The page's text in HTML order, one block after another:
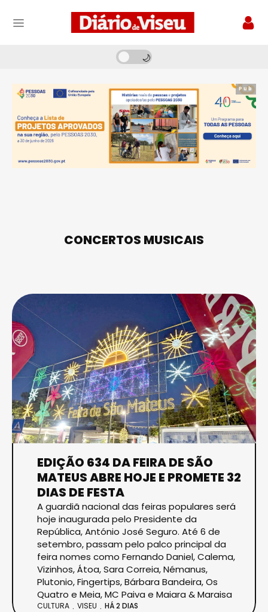
Pub
CONCERTOS MUSICAIS
EDIÇÃO 634 DA FEIRA DE SÃO
MATEUS ABRE HOJE E PROMETE 32
DIAS DE FESTA
A guardiã nacional das feiras populares será
hoje inaugurada pelo Presidente da
República, António José Seguro. Até 6 de
setembro, passam pelo palco principal da
feira nomes como Fernando Daniel, Calema,
Vizinhos, Átoa, Sara Correia, Némanus,
Plutonio, Fingertips, Bárbara Bandeira, Os
Quatro e Meia, MC Paiva e Maiara & Maraisa
CULTURA VISEU HÁ 2 DIAS